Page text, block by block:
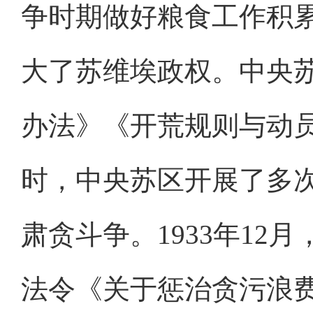
争时期做好粮食工作积
大了苏维埃政权。中央
办法》《开荒规则与动
时，中央苏区开展了多
肃贪斗争。1933年12月
法令《关于惩治贪污浪